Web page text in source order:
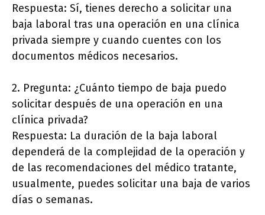
Respuesta: Sí, tienes derecho a solicitar una
baja laboral tras una operación en una clínica
privada siempre y cuando cuentes con los
documentos médicos necesarios.
2. Pregunta: ¿Cuánto tiempo de baja puedo
solicitar después de una operación en una
clínica privada?
Respuesta: La duración de la baja laboral
dependerá de la complejidad de la operación y
de las recomendaciones del médico tratante,
usualmente, puedes solicitar una baja de varios
días o semanas.